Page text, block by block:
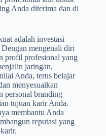
Anda diterima dan di
adalah investasi
mengenali diri
profil profesional yang
jaringan,
Anda, terus belajar
menyesuaikan
personal branding
tujuan karir Anda.
membantu Anda
reputasi yang